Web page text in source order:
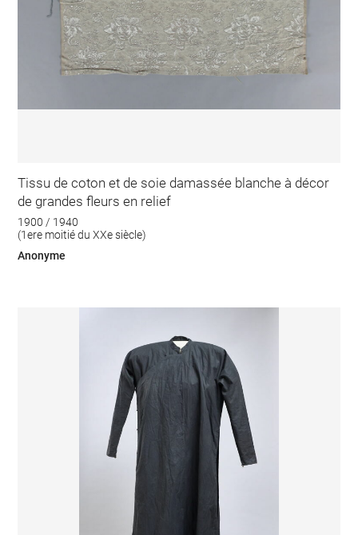
Tissu de coton et de soie damassée blanche à décor
de grandes fleurs en relief
1900 / 1940
(1ere moitié du XXe siècle)
Anonyme